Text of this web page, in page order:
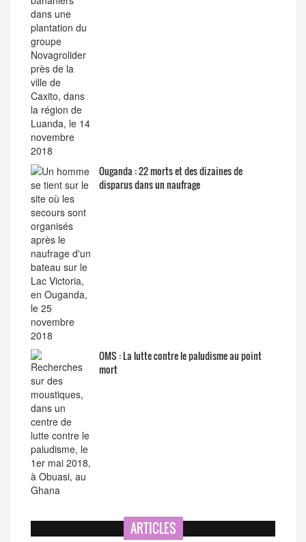
Ouganda : 22 morts et des dizaines de
disparus dans un naufrage
OMS : La lutte contre le paludisme au point
mort
ARTICLES